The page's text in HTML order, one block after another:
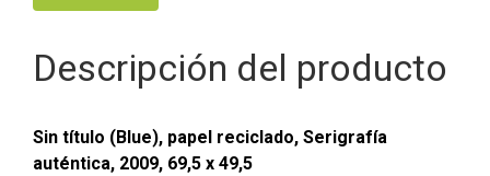
n
d
Descripción del producto
Sin título (Blue), papel reciclado, Serigrafía
auténtica, 2009, 69,5 x 49,5